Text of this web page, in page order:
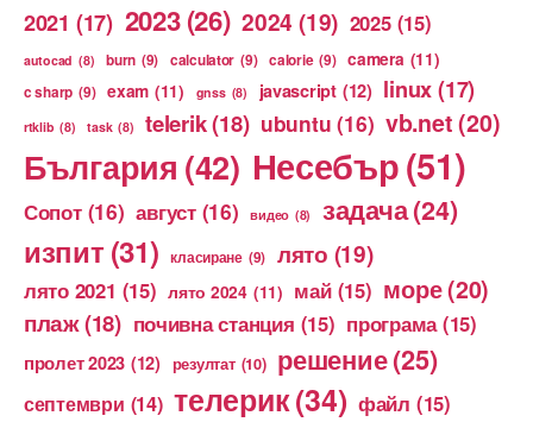
2021 (17) 2023 (26) 2024 (19) 2025 (15)
autocad (8) burn (9) calculator (9) calorie (9) camera (11)
c sharp (9) exam (11) gnss (8) javascript (12) linux(17)
rtklib (8) task (8) telerik(18) ubuntu (16) vb.net(20)
България (42) Несебър(51)
Сопот (16) август (16) видео (8) задача(24)
изпит (31) класиране (9) лято (19)
лято 2021 (15) лято 2024 (11) май (15) море(20)
плаж(18) почивна станция (15) програма (15)
пролет 2023 (12) резултат (10) решение(25)
септември (14) телерик(34) файл (15)